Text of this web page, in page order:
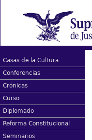
Casas de la Cultura
Conferencias
Crónicas
Curso
Diplomado
Reforma Constitucional
Seminarios